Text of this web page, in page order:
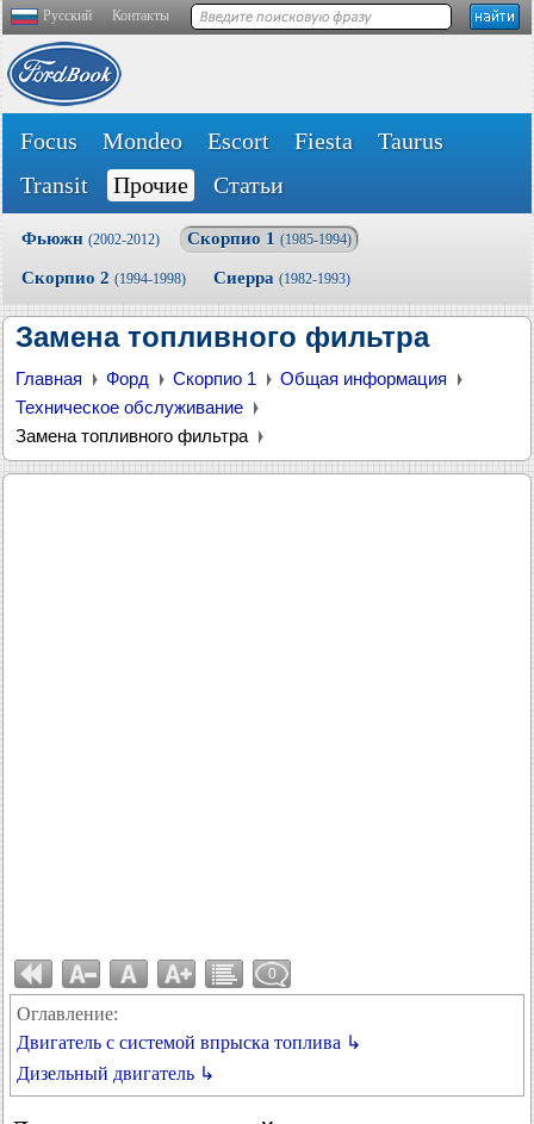
Русский Контакты
Focus Mondeo Escort Fiesta
Taurus
Transit
Прочие Статьи
Фьюжн (2002-2012) Скорпио 1 (1985-1994)
Скорпио 2 (1994-1998) Сиерра (1982-1993)
Замена топливного фильтра
Главная Форд Скорпио 1
Общая информация
Техническое обслуживание
Замена топливного фильтра
0
Оглавление:
Двигатель с системой впрыска топлива ↳
Дизельный двигатель ↳